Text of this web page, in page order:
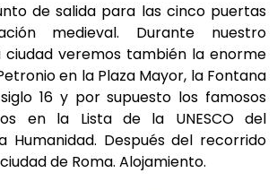
de salida para las cinco puertas
medieval. Durante nuestro
veremos también la enorme
en la Plaza Mayor, la Fontana
16 y por supuesto los famosos
en la Lista de la UNESCO del
Humanidad. Después del recorrido
de Roma. Alojamiento.